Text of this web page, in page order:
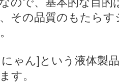
その品質のもたら
ゃん]という液体製
す。